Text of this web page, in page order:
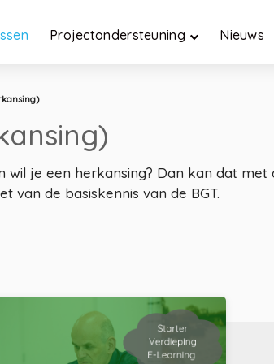
Projectondersteuning Nieuws
je een herkansing? Dan kan dat met
van de basiskennis van de BGT.